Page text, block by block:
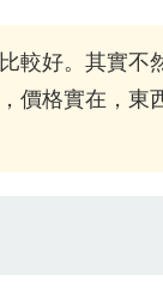
較好。其實不
價格實在，東